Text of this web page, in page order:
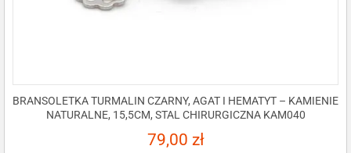
BRANSOLETKA TURMALIN CZARNY, AGAT I HEMATYT – KAMIENIE
NATURALNE, 15,5CM, STAL CHIRURGICZNA KAM040
79,00 zł